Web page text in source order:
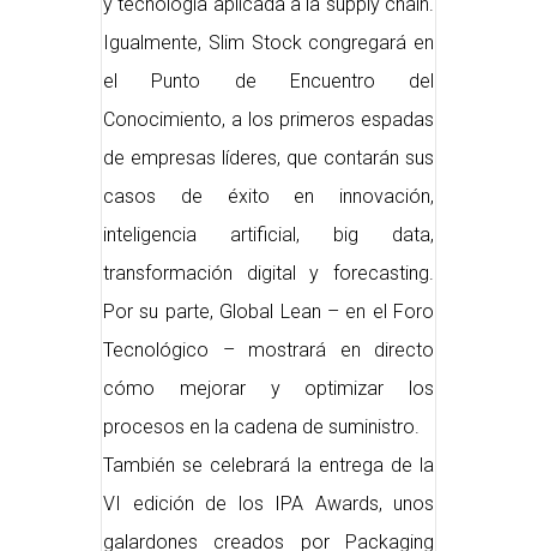
Igualmente, Slim Stock congregará en
el Punto de Encuentro del
Conocimiento, a los primeros espadas
de empresas líderes, que contarán sus
casos de éxito en innovación,
inteligencia artificial, big data,
transformación digital y forecasting.
Por su parte, Global Lean – en el Foro
Tecnológico – mostrará en directo
cómo mejorar y optimizar los
procesos en la cadena de suministro.
También se celebrará la entrega de la
VI edición de los IPA Awards, unos
galardones creados por Packaging